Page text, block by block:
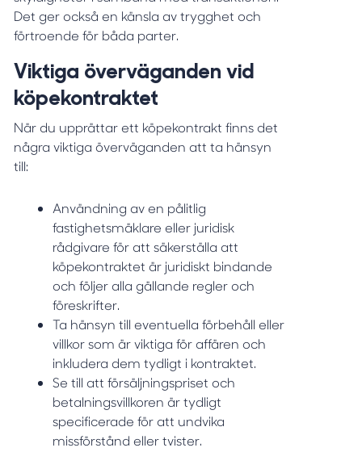
Det ger också en känsla av trygghet och
förtroende för båda parter.
Viktiga överväganden vid
köpekontraktet
När du upprättar ett köpekontrakt finns det
några viktiga överväganden att ta hänsyn
till:
Användning av en pålitlig
fastighetsmäklare eller juridisk
rådgivare för att säkerställa att
köpekontraktet är juridiskt bindande
och följer alla gällande regler och
föreskrifter.
Ta hänsyn till eventuella förbehåll eller
villkor som är viktiga för affären och
inkludera dem tydligt i kontraktet.
Se till att försäljningspriset och
betalningsvillkoren är tydligt
specificerade för att undvika
missförstånd eller tvister.